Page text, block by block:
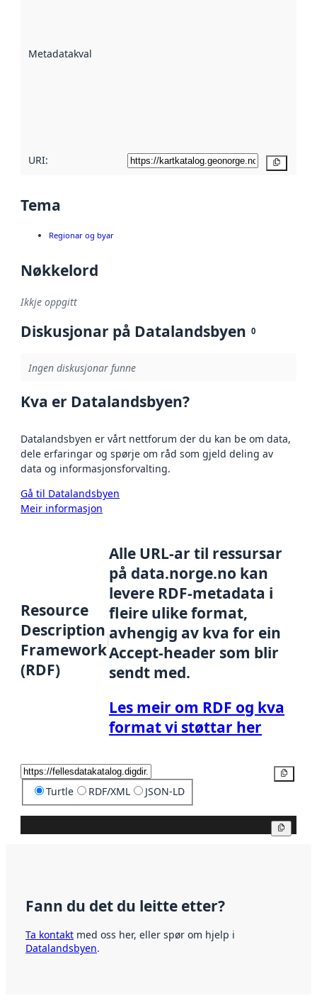
Metadatakvalitet
URI:
Tema
Regionar og byar
Nøkkelord
Ikkje oppgitt
Diskusjonar på Datalandsbyen 0
Ingen diskusjonar funne
Kva er Datalandsbyen?
Datalandsbyen er vårt nettforum der du kan be om data,
dele erfaringar og spørje om råd som gjeld deling av
data og informasjonsforvalting.
Gå til Datalandsbyen
Meir informasjon
Resource
Description
Framework
(RDF)
Alle URL-ar til ressursar
på data.norge.no kan
levere RDF-metadata i
fleire ulike format,
avhengig av kva for ein
Accept-header som blir
sendt med.
Les meir om RDF og kva
format vi støttar her
Turtle RDF/XML JSON-LD
Fann du det du leitte etter?
Ta kontakt med oss her, eller spør om hjelp i
Datalandsbyen.